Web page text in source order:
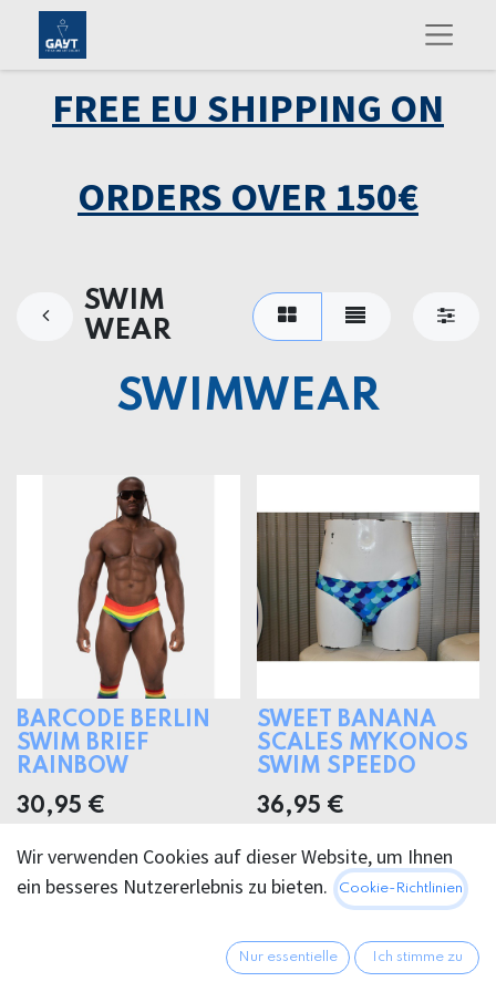
FREE EU SHIPPING ON
ORDERS OVER 150€
SWIM
WEAR
SWIMWEAR
BARCODE BERLIN
SWIM BRIEF
RAINBOW
30,95 €
SWEET BANANA
SCALES MYKONOS
SWIM SPEEDO
36,95 €
Wir verwenden Cookies auf dieser Website, um Ihnen
ein besseres Nutzererlebnis zu bieten.
Cookie-Richtlinien
Nur essentielle Ich stimme zu